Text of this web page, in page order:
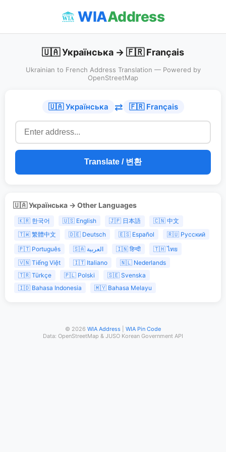
WIAAddress
🇺🇦 Українська → 🇫🇷 Français
Ukrainian to French Address Translation — Powered by
OpenStreetMap
🇺🇦 Українська ⇄ 🇫🇷 Français
Translate / 변환
🇺🇦 Українська → Other Languages
🇰🇷 한국어 🇺🇸 English 🇯🇵 日本語
🇨🇳 中文
🇹🇼 繁體中文
🇩🇪 Deutsch 🇪🇸 Español
🇷🇺 Русский
🇵🇹 Português
🇸🇦 العربية 🇮🇳 हिन्दी
🇹🇭 ไทย
🇻🇳 Tiếng Việt
🇮🇹 Italiano
🇳🇱 Nederlands
🇹🇷 Türkçe
🇵🇱 Polski
🇸🇪 Svenska
🇮🇩 Bahasa Indonesia
🇲🇾 Bahasa Melayu
© 2026 WIA Address
WIA Pin Code
Data: OpenStreetMap & JUSO Korean Government API